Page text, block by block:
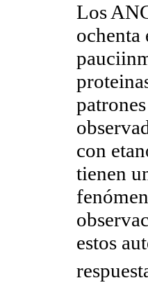
Los
con
tienen
estos